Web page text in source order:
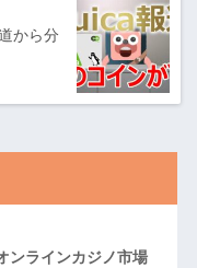
から分
ンラインカジノ市場